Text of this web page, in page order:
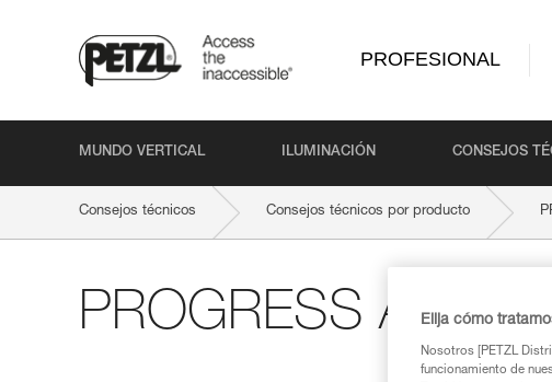
PROFESIONAL
MUNDO VERTICAL ILUMINACIÓN CONSEJOS
Consejos técnicos Consejos técnicos por producto
PROGRESS Elija cómo
Nosotros [PETZL
funcionamiento de